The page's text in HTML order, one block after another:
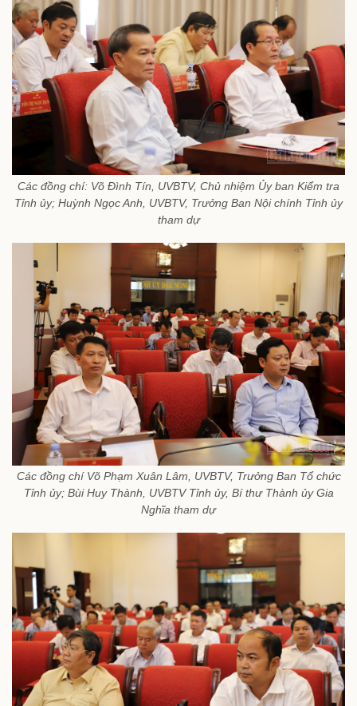
Các đồng chí: Võ Đình Tín, UVBTV, Chủ nhiệm Ủy ban Kiểm tra
Tỉnh ủy; Huỳnh Ngọc Anh, UVBTV, Trưởng Ban Nội chính Tỉnh ủy
tham dự
Các đồng chí Võ Phạm Xuân Lâm, UVBTV, Trưởng Ban Tổ chức
Tỉnh ủy; Bùi Huy Thành, UVBTV Tỉnh ủy, Bí thư Thành ủy Gia
Nghĩa tham dự